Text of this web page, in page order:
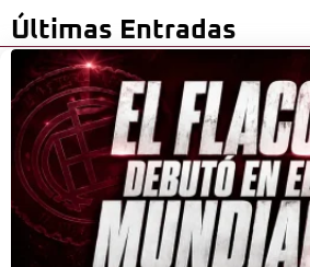
Últimas Entradas